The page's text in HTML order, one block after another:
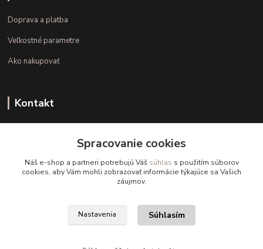
Doprava a platba
Veľkostné parametre
Ako nakupovať
Kontakt
(Po.-Pi. 10.00 - 15.00)
info@kvalitnaBielizen.sk
Copyright © kvalitnabielizen.sk
Spracovanie cookies
Náš e-shop a partneri potrebujú Váš súhlas s použitím súborov
cookies, aby Vám mohli zobrazovať informácie týkajúce sa Vašich
záujmov.
Nastavenia Súhlasím